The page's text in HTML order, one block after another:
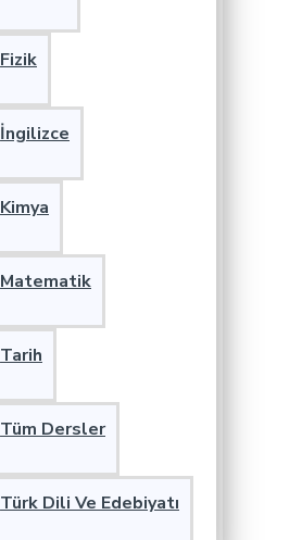
Fizik
İngilizce
Kimya
Matematik
Tarih
Tüm Dersler
Türk Dili Ve Edebiyatı